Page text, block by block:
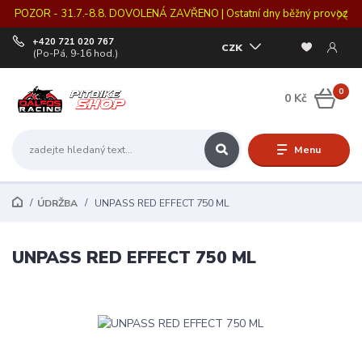
POZOR - 31.7.-8.8. DOVOLENÁ ZAVŘENO | Ostatní dny běžný provoz
Menu
CZK
+420 721 020 767
(Po-Pá, 9-16 hod.)
0
0 Kč
ÚDRŽBA UNPASS RED EFFECT 750 ML
UNPASS RED EFFECT 750 ML